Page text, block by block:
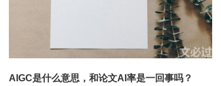
AIGC是什么意思，和论文AI率是一回事吗？